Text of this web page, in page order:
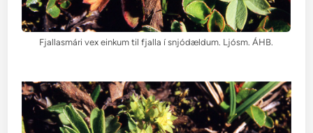
Fjallasmári vex einkum til fjalla í snjódældum. Ljósm. ÁHB.